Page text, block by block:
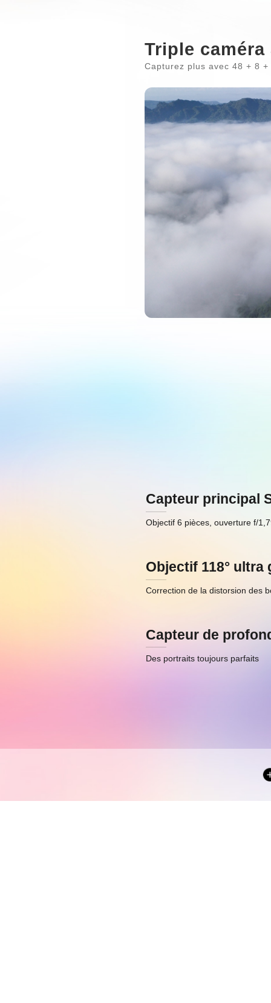
Triple
Capturez plus avec 48 + 8
Capteur principal
Objectif 6 pièces, ouverture f/
Objectif 118° ultra
Correction de la distorsion des
Capteur de
Des portraits toujours parfaits